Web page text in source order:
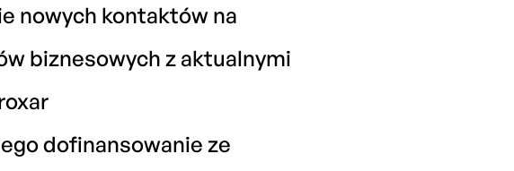
nowych kontaktów na
biznesowych z aktualnymi
dofinansowanie ze